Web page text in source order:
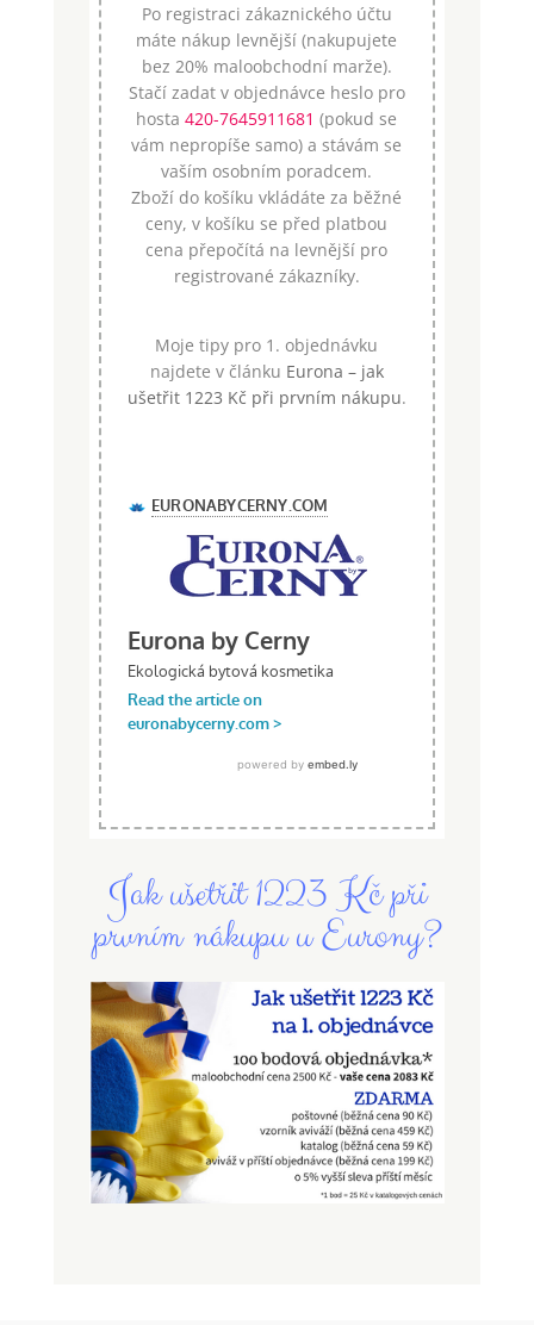
Po registraci zákaznického účtu
máte nákup levnější (nakupujete
bez 20% maloobchodní marže).
Stačí zadat v objednávce heslo pro
hosta420-7645911681 (pokud se
vám nepropíše samo) a stávám se
vaším osobním poradcem.
Zboží do košíku vkládáte za běžné
ceny, v košíku se před platbou
cena přepočítá na levnější pro
registrované zákazníky.
Moje tipy pro 1. objednávku
najdete v článku Eurona – jak
ušetřit 1223 Kč při prvním nákupu.
Jak ušetřit 1223 Kč při
prvním nákupu u Eurony?